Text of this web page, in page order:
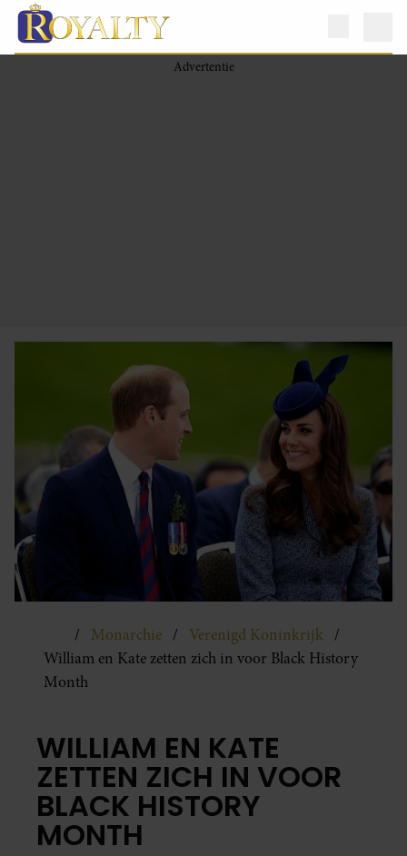
Monarchie
Verenigd Koninkrijk
William en Kate zetten zich in voor Black History
Month
WILLIAM EN KATE
ZETTEN ZICH IN VOOR
BLACK HISTORY
MONTH